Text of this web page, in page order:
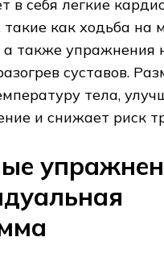
в себя легкие
как ходьба на
также упражнения
суставов.
тела,
и снижает риск